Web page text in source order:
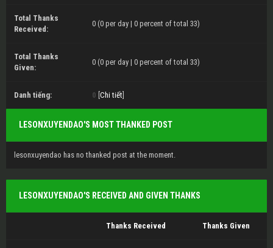
Total Thanks
Received:
0 (0 per day | 0 percent of total 33)
Total Thanks
Given:
0 (0 per day | 0 percent of total 33)
Danh tiếng: 0 Chi tiết
LESONXUYENDAO'S MOST THANKED POST
lesonxuyendao has no thanked post at the moment.
LESONXUYENDAO'S RECEIVED AND GIVEN THANKS
Thanks Received Thanks Given